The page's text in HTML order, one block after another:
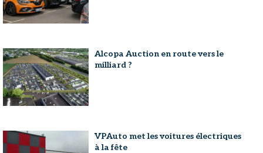
Alcopa Auction en route vers le
milliard ?
VPAuto met les voitures électriques
à la fête